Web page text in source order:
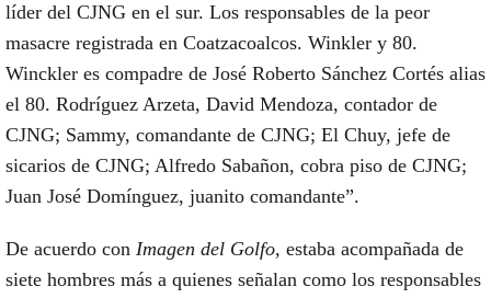
líder del CJNG en el sur. Los responsables de la peor
masacre registrada en Coatzacoalcos. Winkler y 80.
Winckler es compadre de José Roberto Sánchez Cortés alias
el 80. Rodríguez Arzeta, David Mendoza, contador de
CJNG; Sammy, comandante de CJNG; El Chuy, jefe de
sicarios de CJNG; Alfredo Sabañon, cobra piso de CJNG;
Juan José Domínguez, juanito comandante”.
De acuerdo con Imagen del Golfo, estaba acompañada de
siete hombres más a quienes señalan como los responsables